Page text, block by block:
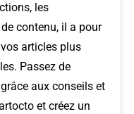
les
contenu, il a pour
articles plus
Passez de
aux conseils et
et créez un